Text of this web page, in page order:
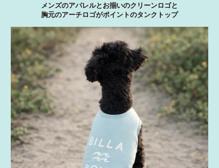
メンズのアパレルとお揃いのクリーンロゴと
胸元のアーチロゴがポイントのタンクトップ